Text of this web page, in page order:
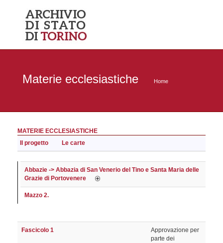
Materie ecclesiastiche Home
MATERIE ECCLESIASTICHE
Il progetto
Le carte
Abbazie -> Abbazia di San Venerio del Tino e Santa Maria delle
Grazie di Portovenere
Mazzo 2.
Fascicolo 1
Approvazione per
parte dei